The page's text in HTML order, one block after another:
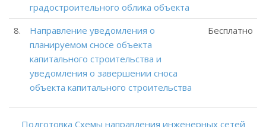
градостроительного облика объекта
8.
Направление уведомления о
планируемом сносе объекта
капитального строительства и
уведомления о завершении сноса
объекта капитального строительства
Бесплатно
Подготовка Схемы направления инженерных сетей